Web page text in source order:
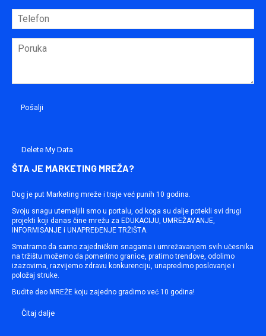
Delete My Data
ŠTA JE MARKETING MREŽA?
Dug je put Marketing mreže i traje već punih 10 godina.
Svoju snagu utemeljili smo u portalu, od koga su dalje potekli svi drugi
projekti koji danas čine mrežu za EDUKACIJU, UMREŽAVANJE,
INFORMISANJE i UNAPREĐENJE TRŽIŠTA.
Smatramo da samo zajedničkim snagama i umrežavanjem svih učesnika
na tržištu možemo da pomerimo granice, pratimo trendove, odolimo
izazovima, razvijemo zdravu konkurenciju, unapredimo poslovanje i
položaj struke.
Budite deo MREŽE koju zajedno gradimo već 10 godina!
Čitaj dalje